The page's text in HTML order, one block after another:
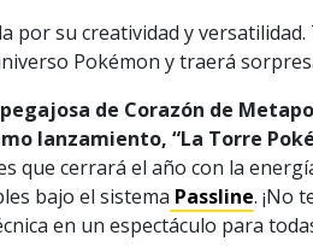
por su creatividad y
Pokémon y traerá
de Corazón de
lanzamiento, “La Torre
que cerrará el año con la
bajo el sistema Passline. ¡No
en un espectáculo para